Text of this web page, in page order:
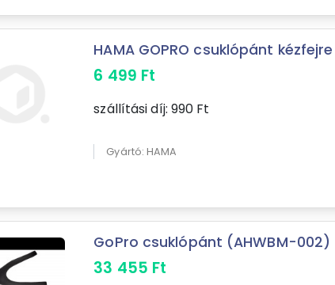
HAMA GOPRO csuklópánt
6 499 Ft
szállítási díj: 990 Ft
Gyártó: HAMA
GoPro csuklópánt (AHWBM-002)
33 455 Ft